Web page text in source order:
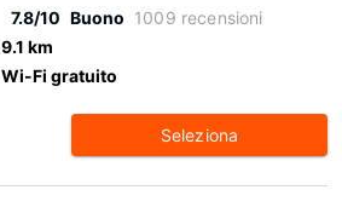
7.8/10 Buono 1009 recensioni
9.1 km
Wi-Fi gratuito
Seleziona